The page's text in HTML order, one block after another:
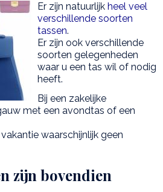
Er zijn natuurlijk heel veel
verschillende soorten
tassen.
Er zijn ook verschillende
soorten gelegenheden
waar u een tas wil of nodig
heeft.
Bij een zakelijke
met een avondtas of een
waarschijnlijk geen
zijn bovendien